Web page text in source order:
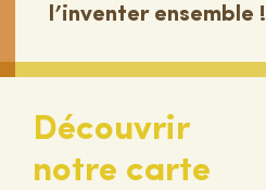
l’inventer ensemble !
Découvrir
notre carte